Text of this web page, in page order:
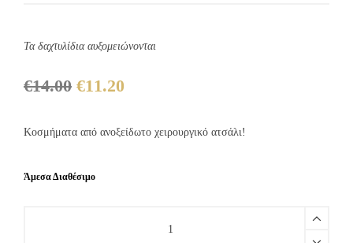
Τα δαχτυλίδια αυξομειώνονται
€14.00 Original
was:
€11.20
τιμή
Κοσμήματα από ανοξείδωτο χειρουργικό ατσάλι!
Άμεσα Διαθέσιμο